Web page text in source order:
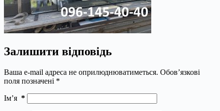
Залишити відповідь
Ваша e-mail адреса не оприлюднюватиметься. Обов’язкові
поля позначені *
Ім’я *